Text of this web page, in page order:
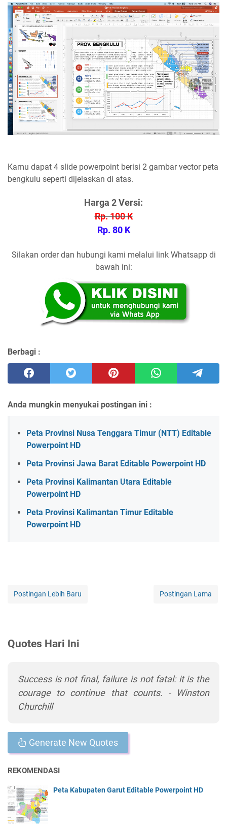
Kamu dapat 4 slide powerpoint berisi 2 gambar vector peta
bengkulu seperti dijelaskan di atas.
Harga 2 Versi:
Rp. 100 K
Rp. 80 K
Silakan order dan hubungi kami melalui link Whatsapp di
bawah ini:
Berbagi :
Anda mungkin menyukai postingan ini :
Peta Provinsi Nusa Tenggara Timur (NTT) Editable
Powerpoint HD
Peta Provinsi Jawa Barat Editable Powerpoint HD
Peta Provinsi Kalimantan Utara Editable
Powerpoint HD
Peta Provinsi Kalimantan Timur Editable
Powerpoint HD
Postingan Lebih Baru Postingan Lama
Quotes Hari Ini
Success is not final, failure is not fatal: it is the
courage to continue that counts. - Winston
Churchill
Generate New Quotes
REKOMENDASI
Peta Kabupaten Garut Editable Powerpoint HD